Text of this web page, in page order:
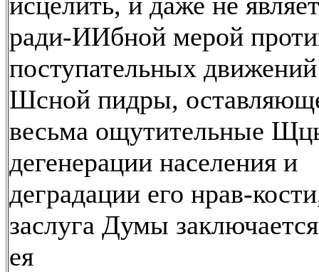
ради-ИИбной мерой
поступательных движений
Шсной пидры,
весьма ощутительные
дегенерации населения и
деградации его нрав-
заслуга Думы
ея